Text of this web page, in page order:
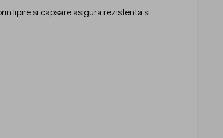
lipire si capsare asigura rezistenta si